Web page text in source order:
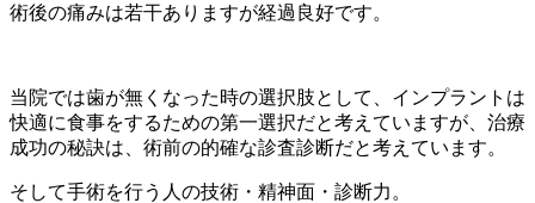
術後の痛みは若干ありますが経過良好です。
当院では歯が無くなった時の選択肢として、インプラントは
快適に食事をするための第一選択だと考えていますが、治療
成功の秘訣は、術前の的確な診査診断だと考えています。
そして手術を行う人の技術・精神面・診断力。